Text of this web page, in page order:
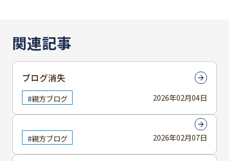
関連記事
2026年02月04日
ブログ消失
親方ブログ
2026年02月07日
親方ブログ